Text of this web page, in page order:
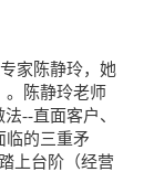
家陈静玲，她
。陈静玲老师
--直面客户、
临的三重矛
上台阶（经营